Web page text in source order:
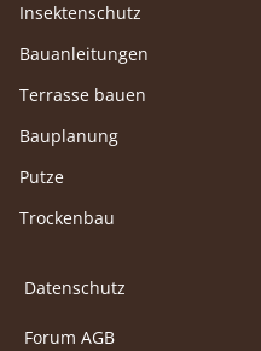
Insektenschutz
Bauanleitungen
Terrasse bauen
Bauplanung
Putze
Trockenbau
Datenschutz
Forum AGB